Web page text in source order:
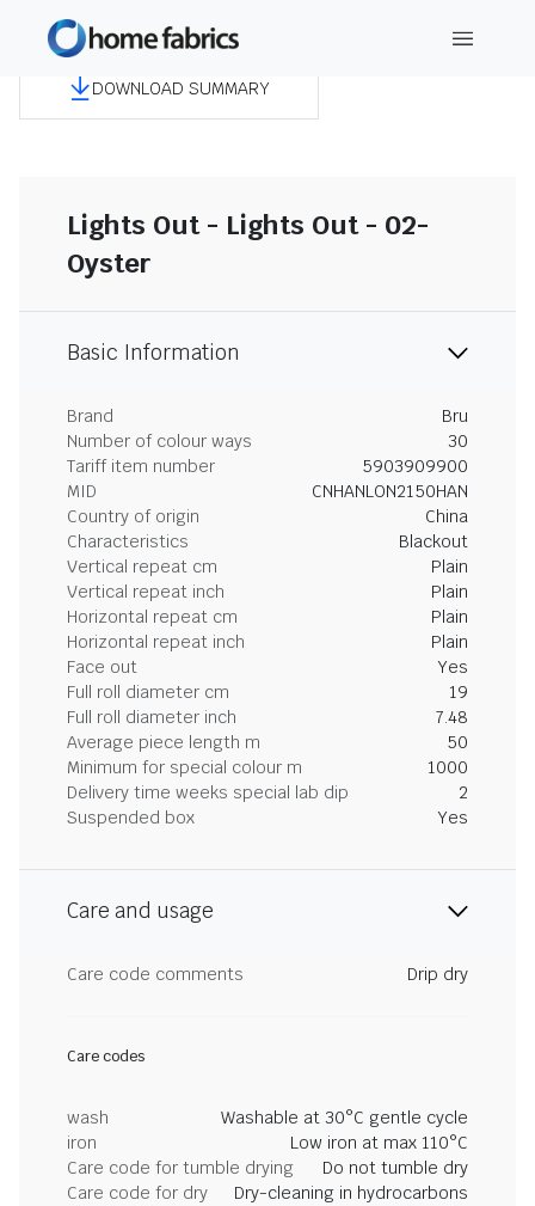
DOWNLOAD SUMMARY
Lights Out - Lights Out - 02-
Oyster
Basic Information
Brand
Bru
Number of colour ways
30
Tariff item number
5903909900
MID
CNHANLON2150HAN
Country of origin
China
Characteristics
Blackout
Vertical repeat cm
Plain
Vertical repeat inch
Plain
Horizontal repeat cm
Plain
Horizontal repeat inch
Plain
Face out
Yes
Full roll diameter cm
19
Full roll diameter inch
7.48
Average piece length m
50
Minimum for special colour m
1000
Delivery time weeks special lab dip
2
Suspended box
Yes
Care and usage
Care code comments Drip dry
Care codes
wash
Washable at 30°C gentle cycle
iron
Low iron at max 110°C
Care code for tumble drying
Do not tumble dry
Care code for dry
Dry-cleaning in hydrocarbons